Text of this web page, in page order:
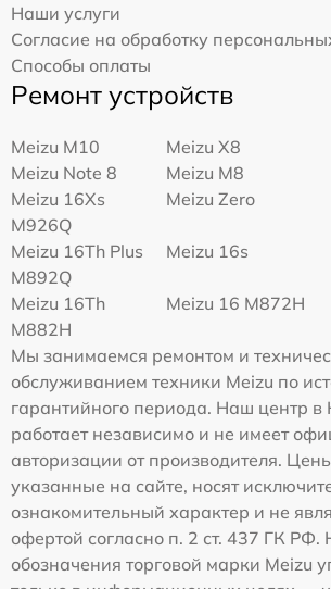
Наши услуги
Согласие на обработку
Способы оплаты
Ремонт устройств
Meizu M10
Meizu X8
Meizu Note 8
Meizu M8
Meizu 16Xs
M926Q
Meizu Zero
Meizu 16Th Plus
M892Q
Meizu 16s
Meizu 16Th
M882H
Meizu 16 M872H
Мы занимаемся ремонтом и
обслуживанием техники Meizu по
гарантийного периода. Наш центр в
работает независимо и не имеет
авторизации от производителя.
указанные на сайте, носят
ознакомительный характер и не
офертой согласно п. 2 ст. 437 ГК РФ.
обозначения торговой марки Meizu